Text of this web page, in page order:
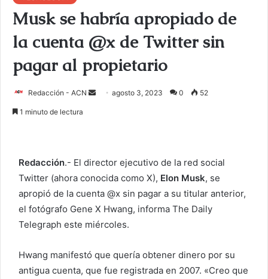
Musk se habría apropiado de
la cuenta @x de Twitter sin
pagar al propietario
Redacción - ACN
r
u
n
c
o
agosto 3, 2023 0 52
1 minuto de lectura
Redacción.- El director ejecutivo de la red social
Twitter (ahora conocida como X), Elon Musk, se
apropió de la cuenta @x sin pagar a su titular anterior,
el fotógrafo Gene X Hwang, informa The Daily
Telegraph este miércoles.
Hwang manifestó que quería obtener dinero por su
antigua cuenta, que fue registrada en 2007. «Creo que